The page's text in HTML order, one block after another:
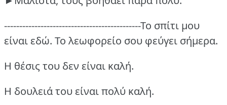
---------------------------------------------Το σπίτι μου
είναι εδώ. Το λεωφορείο σου φεύγει σήμερα.
Η θέσις του δεν είναι καλή.
Η δουλειά του είναι πολύ καλή.